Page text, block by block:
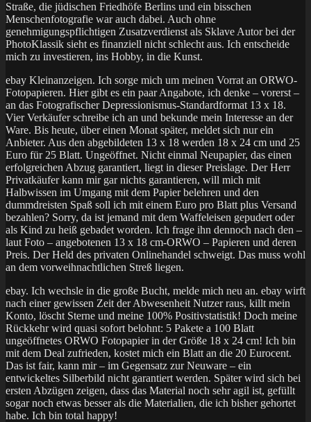
Straße, die jüdischen Friedhöfe Berlins und ein bisschen
Menschenfotografie war auch dabei. Auch ohne
genehmigungspflichtigen Zusatzverdienst als Sklave Autor bei der
PhotoKlassik sieht es finanziell nicht schlecht aus. Ich entscheide
mich zu investieren, ins Hobby, in die Kunst.
ebay Kleinanzeigen. Ich sorge mich um meinen Vorrat an ORWO-
Fotopapieren. Hier gibt es ein paar Angabote, ich denke – vorerst –
an das Fotografischer Depressionismus-Standardformat 13 x 18.
Vier Verkäufer schreibe ich an und bekunde mein Interesse an der
Ware. Bis heute, über einen Monat später, meldet sich nur ein
Anbieter. Aus den abgebildeten 13 x 18 werden 18 x 24 cm und 25
Euro für 25 Blatt. Ungeöffnet. Nicht einmal Neupapier, das einen
erfolgreichen Abzug garantiert, liegt in dieser Preislage. Der Herr
Privatkäufer kann mir gar nichts garantieren, will mich mit
Halbwissen im Umgang mit dem Papier belehren und den
dummdreisten Spaß soll ich mit einem Euro pro Blatt plus Versand
bezahlen? Sorry, da ist jemand mit dem Waffeleisen gepudert oder
als Kind zu heiß gebadet worden. Ich frage ihn dennoch nach den –
laut Foto – angebotenen 13 x 18 cm-ORWO – Papieren und deren
Preis. Der Held des privaten Onlinehandel schweigt. Das muss wohl
an dem vorweihnachtlichen Streß liegen.
ebay. Ich wechsle in die große Bucht, melde mich neu an. ebay wirft
nach einer gewissen Zeit der Abwesenheit Nutzer raus, killt mein
Konto, löscht Sterne und meine 100% Positivstatistik! Doch meine
Rückkehr wird quasi sofort belohnt: 5 Pakete a 100 Blatt
ungeöffnetes ORWO Fotopapier in der Größe 18 x 24 cm! Ich bin
mit dem Deal zufrieden, kostet mich ein Blatt an die 20 Eurocent.
Das ist fair, kann mir – im Gegensatz zur Neuware – ein
entwickeltes Silberbild nicht garantiert werden. Später wird sich bei
ersten Abzügen zeigen, dass das Material noch sehr agil ist, gefüllt
sogar noch etwas besser als die Materialien, die ich bisher gehortet
habe. Ich bin total happy!